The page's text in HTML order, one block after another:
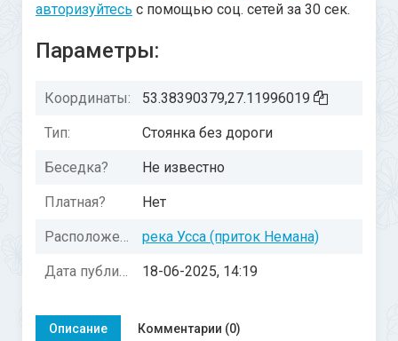
авторизуйтесь с помощью соц. сетей за 30 сек.
Параметры:
Координаты: 53.38390379,27.11996019
Тип: Стоянка без дороги
Беседка? Не известно
Платная? Нет
Расположение: река Усса (приток Немана)
Дата публикации: 18-06-2025, 14:19
Описание Комментарии (0)